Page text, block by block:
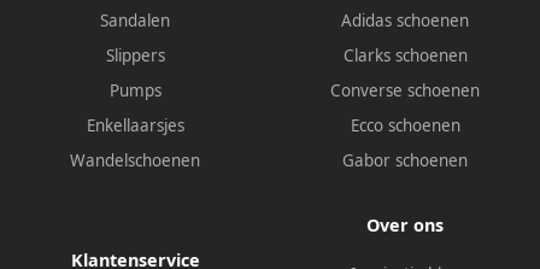
Sandalen
Slippers
Pumps
Enkellaarsjes
Wandelschoenen
Adidas schoenen
Clarks schoenen
Converse schoenen
Ecco schoenen
Gabor schoenen
Klantenservice
Over ons